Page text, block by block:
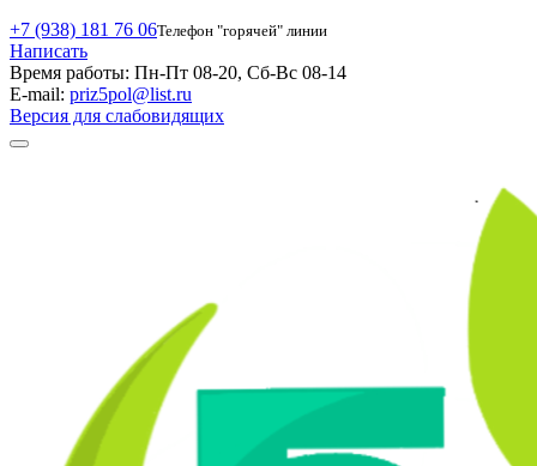
+7 (938) 181 76 06Телефон "горячей" линии
Написать
Время работы: Пн-Пт 08-20, Сб-Вс 08-14
E-mail: priz5pol@list.ru
Версия для слабовидящих